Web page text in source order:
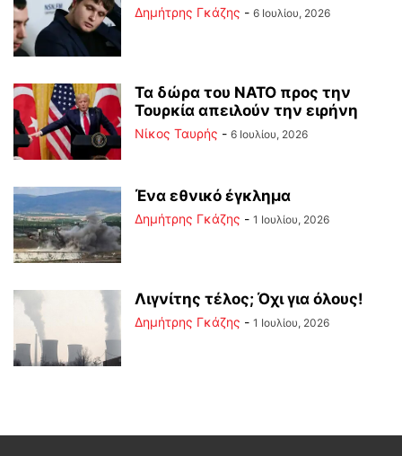
Δημήτρης Γκάζης - 6 Ιουλίου, 2026
Τα δώρα του ΝΑΤΟ προς την
Τουρκία απειλούν την ειρήνη
Νίκος Ταυρής - 6 Ιουλίου, 2026
Ένα εθνικό έγκλημα
Δημήτρης Γκάζης - 1 Ιουλίου, 2026
Λιγνίτης τέλος; Όχι για όλους!
Δημήτρης Γκάζης - 1 Ιουλίου, 2026